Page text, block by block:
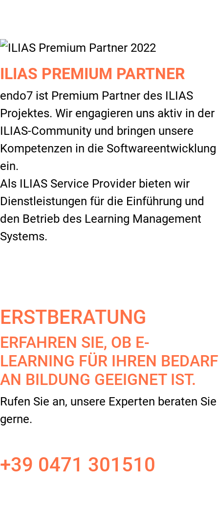
ILIAS PREMIUM PARTNER
endo7 ist Premium Partner des ILIAS
Projektes. Wir engagieren uns aktiv in der
ILIAS-Community und bringen unsere
Kompetenzen in die Softwareentwicklung
ein.
Als ILIAS Service Provider bieten wir
Dienstleistungen für die Einführung und
den Betrieb des Learning Management
Systems.
ERSTBERATUNG
ERFAHREN SIE, OB E-
LEARNING FÜR IHREN BEDARF
AN BILDUNG GEEIGNET IST.
Rufen Sie an, unsere Experten beraten Sie
gerne.
+39 0471 301510